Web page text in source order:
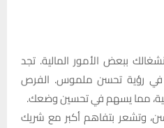
ببعض الأمور المالية. تجد
في رؤية تحسن ملموس. الفرص
مما يسهم في تحسين وضعك.
وتشعر بتفاهم أكبر مع شريك